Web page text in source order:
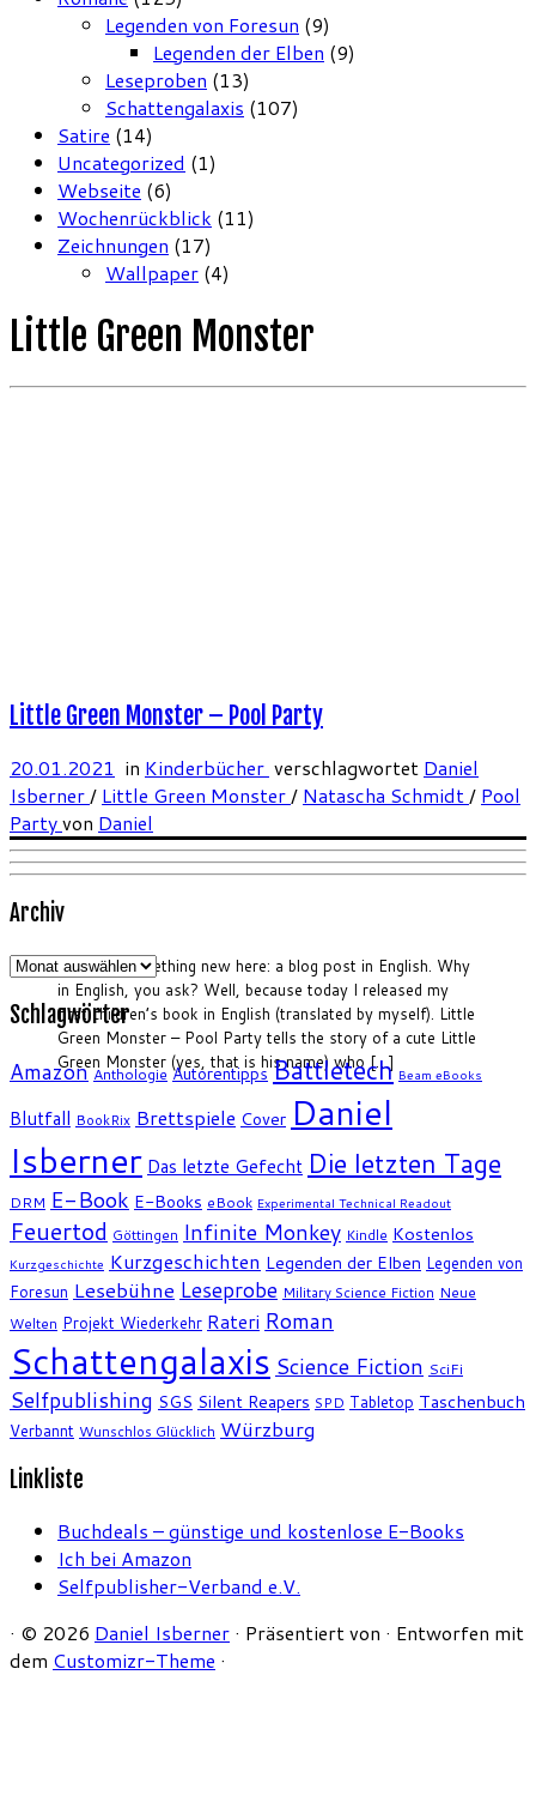
Legenden von Foresun (9)
Legenden der Elben (9)
Leseproben (13)
Schattengalaxis (107)
Satire (14)
Uncategorized (1)
Webseite (6)
Wochenrückblick (11)
Zeichnungen (17)
Wallpaper (4)
Little Green Monster
Let’s try something new here: a blog post in English. Why
in English, you ask? Well, because today I released my
first children’s book in English (translated by myself). Little
Green Monster – Pool Party tells the story of a cute Little
Green Monster (yes, that is his name) who […]
Little Green Monster – Pool Party
20.01.2021 in Kinderbücher verschlagwortet Daniel
Isberner/ Little Green Monster/ Natascha Schmidt/ Pool
Partyvon Daniel
Archiv
Archiv
Schlagwörter
Amazon Anthologie Autorentipps Battletech Beam eBooks
Blutfall BookRix Brettspiele Cover Daniel
Isberner Das letzte Gefecht Die letzten Tage
DRM E-Book E-Books eBook Experimental Technical Readout
Feuertod Göttingen Infinite Monkey Kindle Kostenlos
Kurzgeschichte Kurzgeschichten Legenden der Elben Legenden von
Foresun Lesebühne Leseprobe Military Science Fiction Neue
Welten Projekt Wiederkehr Rateri Roman
Schattengalaxis Science Fiction SciFi
Selfpublishing SGS Silent Reapers SPD Tabletop Taschenbuch
Verbannt Wunschlos Glücklich Würzburg
Linkliste
Buchdeals – günstige und kostenlose E-Books
Ich bei Amazon
Selfpublisher-Verband e.V.
· © 2026 Daniel Isberner · Präsentiert von · Entworfen mit
dem Customizr-Theme ·